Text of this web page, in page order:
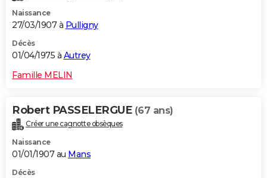
Naissance
27/03/1907 à Pulligny
Décès
01/04/1975 à Autrey
Famille MELIN
Robert PASSELERGUE (67 ans)
Créer une cagnotte obsèques
Naissance
01/01/1907 au Mans
Décès